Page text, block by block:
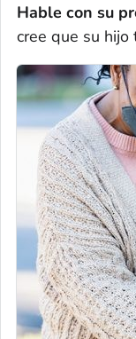
Hable con su
cree que su